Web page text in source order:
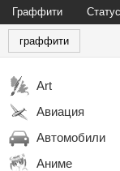
Граффити
граффити
Art
Авиация
Автомобили
Аниме